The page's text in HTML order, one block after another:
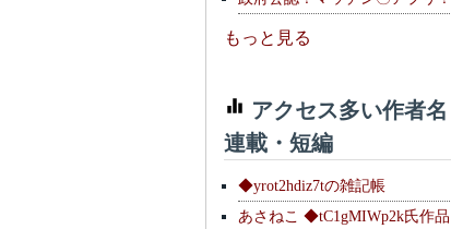
もっと見る
アクセス多い作者名
連載・短編
◆yrot2hdiz7tの雑記帳
あさねこ ◆tC1gMIWp2k氏作品